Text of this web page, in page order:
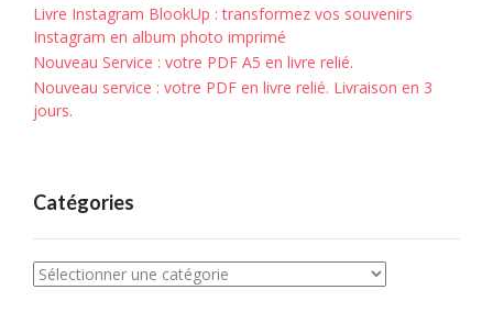
Livre Instagram BlookUp : transformez vos souvenirs
Instagram en album photo imprimé
Nouveau Service : votre PDF A5 en livre relié.
Nouveau service : votre PDF en livre relié. Livraison en 3
jours.
Catégories
Catégories